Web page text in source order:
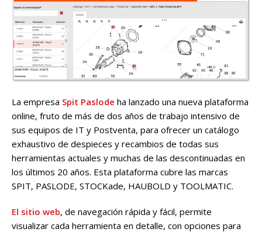
La empresa Spit Paslode ha lanzado una nueva plataforma
online, fruto de más de dos años de trabajo intensivo de
sus equipos de IT y Postventa, para ofrecer un catálogo
exhaustivo de despieces y recambios de todas sus
herramientas actuales y muchas de las descontinuadas en
los últimos 20 años. Esta plataforma cubre las marcas
SPIT, PASLODE, STOCKade, HAUBOLD y TOOLMATIC.
El sitio web, de navegación rápida y fácil, permite
visualizar cada herramienta en detalle, con opciones para